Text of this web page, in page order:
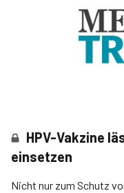
HPV-Vakzine
einsetzen
Nicht nur zum Schutz